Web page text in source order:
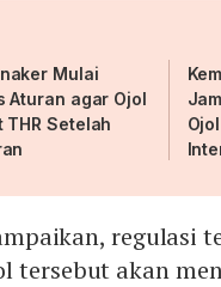
Mulai
Aturan agar Ojol
THR Setelah
regulasi
tersebut akan